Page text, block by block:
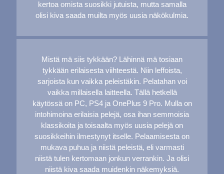
kertoa omista suosikki jutuista, mutta samalla
olisi kiva saada muilta myös uusia näkökulmia.
Mistä mä siis tykkään? Lähinnä mä tosiaan
tykkään erilaisesta viihteestä. Niin leffoista,
sarjoista kun vaikka peleistäkin. Pelatahan voi
vaikka millaisella laitteella. Tällä hetkellä
käytössä on PC, PS4 ja OnePlus 9 Pro. Mulla on
intohimoina erilaisia pelejä, osa ihan semmoisia
klassikoita ja toisaalta myös uusia pelejä on
suosikkeihin ilmestynyt itselle. Pelaamisesta on
mukava puhua ja niistä peleistä, eli varmasti
niistä tulen kertomaan jonkun verrankin. Ja olisi
niistä kiva saada muidenkin näkemyksiä.